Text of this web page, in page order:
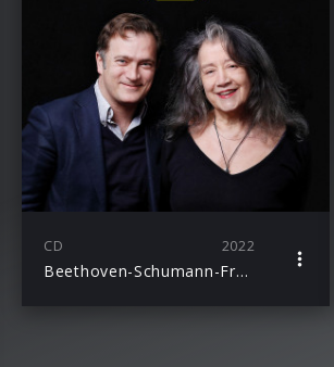
CD 2022
Beethoven-Schumann-Franck